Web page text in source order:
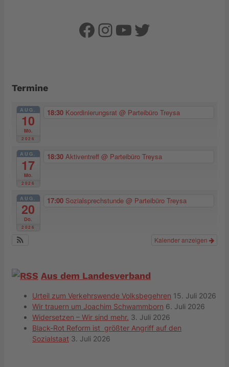
Facebook
Instagram
YouTube
Twitter
Termine
AUG.
10
Mo.
2026
18:30 Koordinierungsrat @ Parteibüro Treysa
AUG.
17
Mo.
2026
18:30 Aktiventreff @ Parteibüro Treysa
AUG.
20
Do.
2026
17:00 Sozialsprechstunde @ Parteibüro Treysa
Kalender anzeigen
Aus dem Landesverband
Urteil zum Verkehrswende Volksbegehren 15. Juli 2026
Wir trauern um Joachim Schwammborn 6. Juli 2026
Widersetzen – Wir sind mehr. 3. Juli 2026
Black-Rot Reform ist größter Angriff auf den
Sozialstaat 3. Juli 2026